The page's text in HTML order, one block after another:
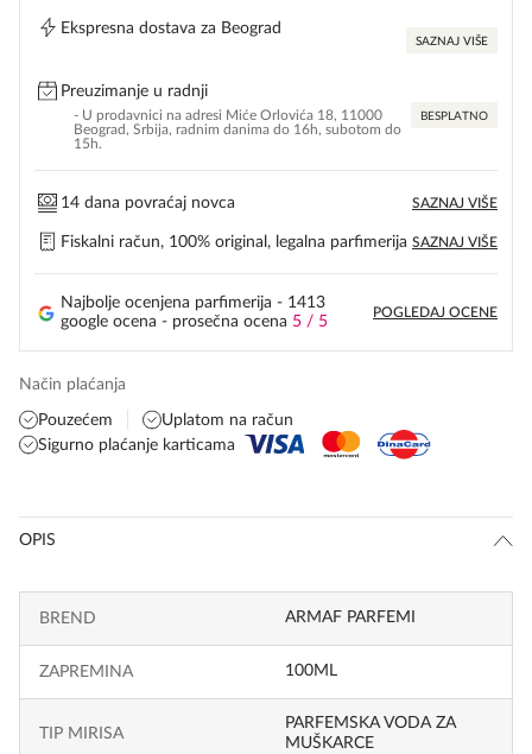
Ekspresna dostava za Beograd
SAZNAJ VIŠE
Preuzimanje u radnji
- U prodavnici na adresi Miće Orlovića 18, 11000
Beograd, Srbija, radnim danima do 16h, subotom do
15h.
BESPLATNO
14 dana povraćaj novca SAZNAJ VIŠE
Fiskalni račun, 100% original, legalna parfimerija SAZNAJ VIŠE
Najbolje ocenjena parfimerija - 1413
google ocena - prosečna ocena 5 / 5
POGLEDAJ OCENE
Način plaćanja
Pouzećem
Uplatom na račun
Sigurno plaćanje karticama
OPIS
BREND ARMAF PARFEMI
ZAPREMINA 100ML
TIP MIRISA
PARFEMSKA VODA ZA
MUŠKARCE